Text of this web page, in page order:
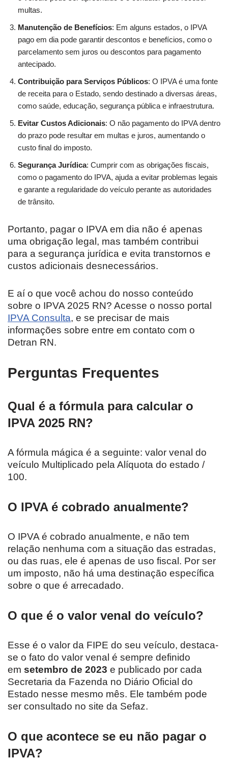
multas.
Manutenção de Benefícios: Em alguns estados, o IPVA
pago em dia pode garantir descontos e benefícios, como o
parcelamento sem juros ou descontos para pagamento
antecipado.
Contribuição para Serviços Públicos: O IPVA é uma fonte
de receita para o Estado, sendo destinado a diversas áreas,
como saúde, educação, segurança pública e infraestrutura.
Evitar Custos Adicionais: O não pagamento do IPVA dentro
do prazo pode resultar em multas e juros, aumentando o
custo final do imposto.
Segurança Jurídica: Cumprir com as obrigações fiscais,
como o pagamento do IPVA, ajuda a evitar problemas legais
e garante a regularidade do veículo perante as autoridades
de trânsito.
Portanto, pagar o IPVA em dia não é apenas
uma obrigação legal, mas também contribui
para a segurança jurídica e evita transtornos e
custos adicionais desnecessários.
E aí o que você achou do nosso conteúdo
sobre o IPVA 2025 RN? Acesse o nosso portal
IPVA Consulta, e se precisar de mais
informações sobre entre em contato com o
Detran RN.
Perguntas Frequentes
Qual é a fórmula para calcular o
IPVA 2025 RN?
A fórmula mágica é a seguinte: valor venal do
veículo Multiplicado pela Alíquota do estado /
100.
O IPVA é cobrado anualmente?
O IPVA é cobrado anualmente, e não tem
relação nenhuma com a situação das estradas,
ou das ruas, ele é apenas de uso fiscal. Por ser
um imposto, não há uma destinação específica
sobre o que é arrecadado.
O que é o valor venal do veículo?
Esse é o valor da FIPE do seu veículo, destaca-
se o fato do valor venal é sempre definido
em setembro de 2023 e publicado por cada
Secretaria da Fazenda no Diário Oficial do
Estado nesse mesmo mês. Ele também pode
ser consultado no site da Sefaz.
O que acontece se eu não pagar o
IPVA?